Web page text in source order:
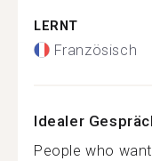
LERNT
Französisch
Idealer
People who